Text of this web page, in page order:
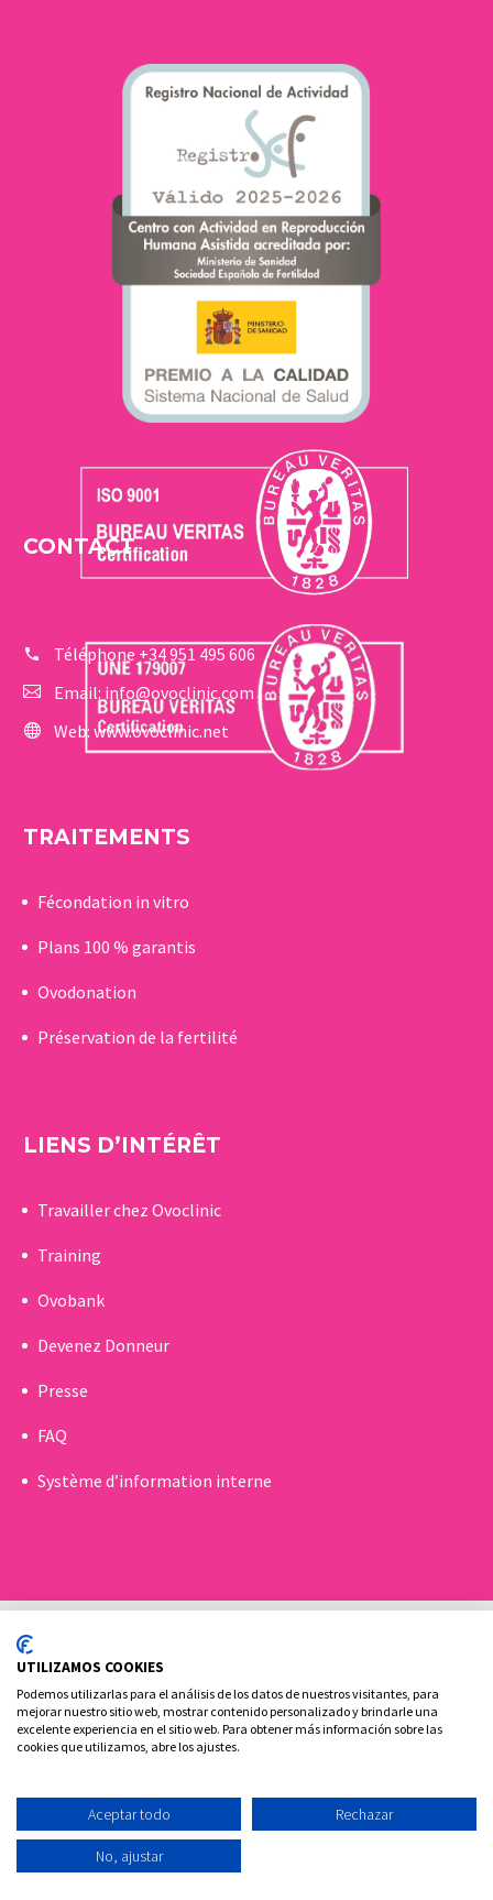
CONTACT
Téléphone +34 951 495 606
Email: info@ovoclinic.com
Web: www.ovoclinic.net
TRAITEMENTS
Fécondation in vitro
Plans 100 % garantis
Ovodonation
Préservation de la fertilité
LIENS D’INTÉRÊT
Travailler chez Ovoclinic
Training
Ovobank
Devenez Donneur
Presse
FAQ
Système d’information interne
Politique de Cookies
Politique de confidentialité
Ovoclinic ©2026
UTILIZAMOS COOKIES
Podemos utilizarlas para el análisis de los datos de nuestros visitantes, para
mejorar nuestro sitio web, mostrar contenido personalizado y brindarle una
excelente experiencia en el sitio web. Para obtener más información sobre las
cookies que utilizamos, abre los ajustes.
Aceptar todo Rechazar
No, ajustar